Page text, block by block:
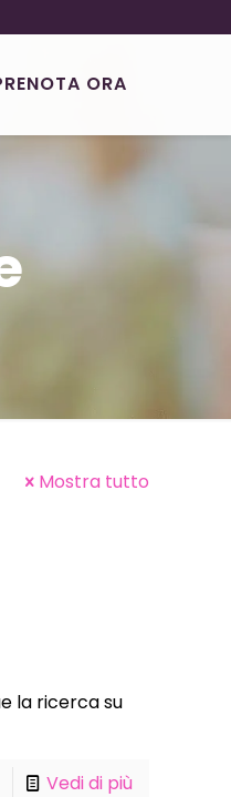
ORA
Mostra tutto
la ricerca su
Vedi di più